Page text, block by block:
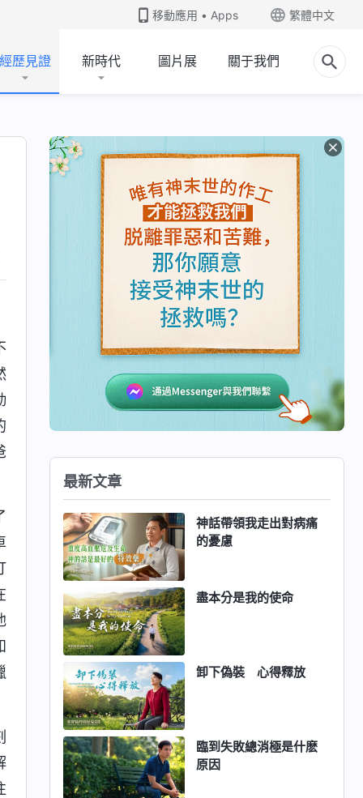
移動應用 • Apps 繁體中文
經歷見證 新時代 圖片展 關于我們
最新文章
神話帶領我走出對病痛
的憂慮
盡本分是我的使命
卸下偽裝 心得釋放
臨到失敗總消極是什麽
原因